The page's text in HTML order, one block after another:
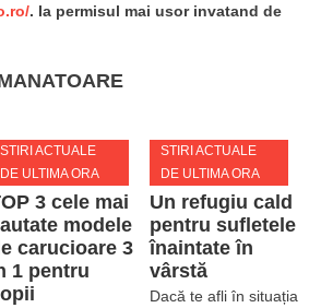
. Ia permisul mai usor invatand de
STIRI ACTUALE
DE ULTIMA ORA
3 cele mai
modele
carucioare 3
1 pentru
STIRI ACTUALE
DE ULTIMA ORA
Un refugiu cald
pentru sufletele
înaintate în
vârstă
Dacă te afli în situația